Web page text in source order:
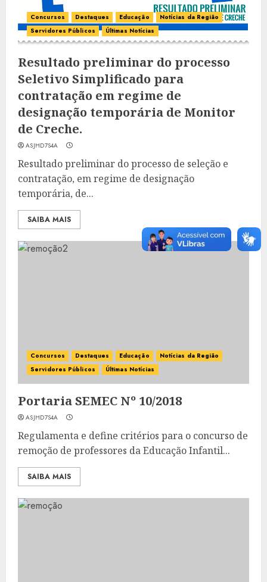
Concursos Destaques Educação
Notícias da Região
Servidores Públicos
Últimas Notícias
Resultado preliminar do processo
Seletivo Simplificado para
contratação em regime de
designação temporária de Monitor
de Creche.
ASJHD7S4A
Resultado preliminar do processo de seleção e
contratação, em regime de designação
temporária, de...
SAIBA MAIS
Concursos Destaques Educação
Notícias da Região
Servidores Públicos
Últimas Notícias
Portaria SEMEC Nº 10/2018
ASJHD7S4A
Regulamenta e define critérios para o concurso de
remoção de professores da Educação Infantil...
SAIBA MAIS